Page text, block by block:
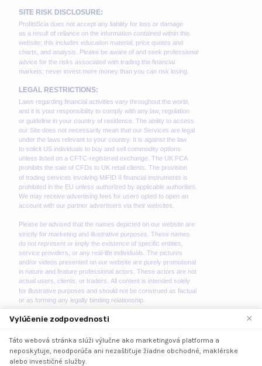
We use cookies to enhance your browsing experience.
By continuing to use our website, you agree to our use
Vylúčenie zodpovednosti ×
Táto webová stránka slúži výlučne ako marketingová platforma a
neposkytuje, neodporúča ani nezaštiťuje žiadne obchodné, maklérske
alebo investičné služby.